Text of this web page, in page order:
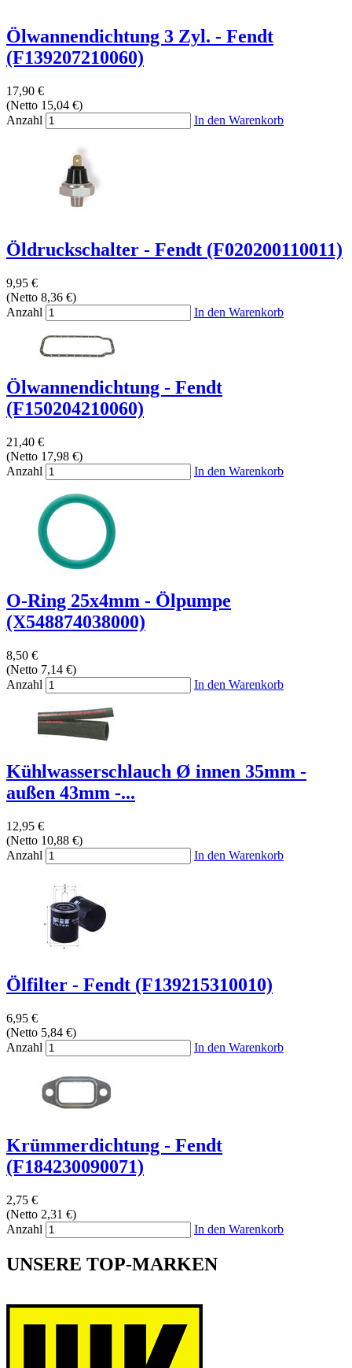
Ölwannendichtung 3 Zyl. - Fendt
(F139207210060)
17,90 €
(Netto 15,04 €)
Anzahl
In den Warenkorb
Öldruckschalter - Fendt (F020200110011)
9,95 €
(Netto 8,36 €)
Anzahl
In den Warenkorb
Ölwannendichtung - Fendt
(F150204210060)
21,40 €
(Netto 17,98 €)
Anzahl
In den Warenkorb
O-Ring 25x4mm - Ölpumpe
(X548874038000)
8,50 €
(Netto 7,14 €)
Anzahl
In den Warenkorb
Kühlwasserschlauch Ø innen 35mm -
außen 43mm -...
12,95 €
(Netto 10,88 €)
Anzahl
In den Warenkorb
Ölfilter - Fendt (F139215310010)
6,95 €
(Netto 5,84 €)
Anzahl
In den Warenkorb
Krümmerdichtung - Fendt
(F184230090071)
2,75 €
(Netto 2,31 €)
Anzahl
In den Warenkorb
UNSERE TOP-MARKEN